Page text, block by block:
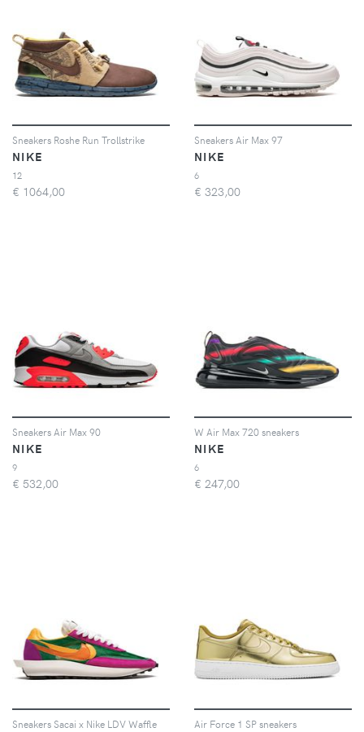
Sneakers Roshe Run Trollstrike
NIKE
12
€ 1064,00
Sneakers Air Max 97
NIKE
6
€ 323,00
Sneakers Air Max 90
NIKE
9
€ 532,00
W Air Max 720 sneakers
NIKE
6
€ 247,00
Sneakers Sacai x Nike LDV Waffle Air Force 1 SP sneakers